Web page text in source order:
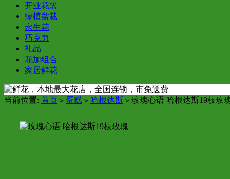
开业花篮
绿植盆栽
永生花
巧克力
礼品
花加组合
家居鲜花
当前位置: 首页 > 蛋糕 > 哈根达斯 > 玫瑰心语 哈根达斯19枝玫